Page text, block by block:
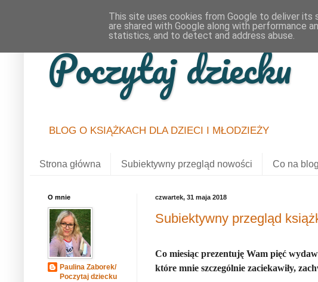
Poczytaj dziecku
BLOG O KSIĄŻKACH DLA DZIECI I MŁODZIEŻY
Strona główna Subiektywny przegląd nowości Co na
czwartek, 31 maja 2018
Subiektywny przegląd
Co miesiąc prezentuję Wam pięć
które mnie szczególnie zaciekawiły,
O mnie
Paulina Zaborek/
Poczytaj dziecku
This site uses cookies from Google to deliver its
are shared with Google along with performance
statistics, and to detect and address abuse.